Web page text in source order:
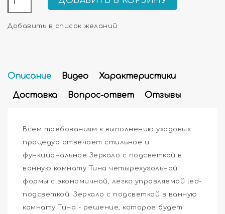
Добавить в список желаний
Описание Видео Характеристики
Доставка Вопрос-ответ Отзывы
Всем требованиям к выполнению уходовых
процедур отвечает стильное и
функциональное Зеркало с подсветкой в
ванную комнату Тина четырехугольной
формы с экономичной, легко управляемой led-
подсветкой. Зеркало с подсветкой в ванную
комнату Тина - решение, которое будет